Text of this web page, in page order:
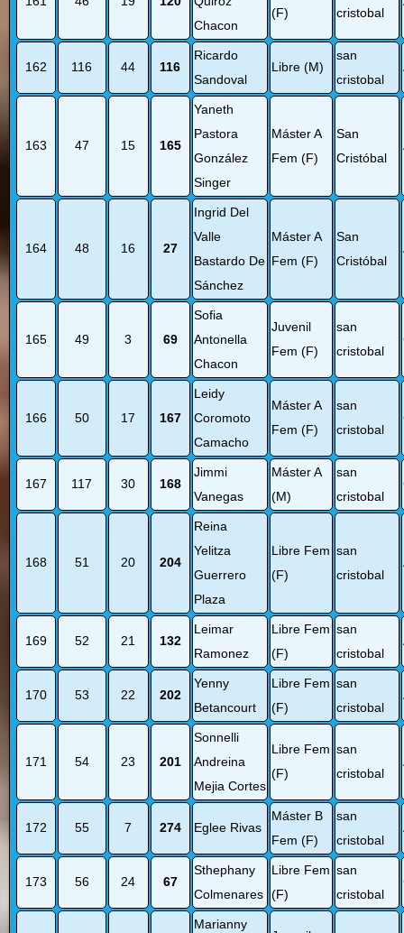
Chacon
(F)
cristobal
162 116 44 116
Ricardo
Sandoval
Libre (M)
san
cristobal
163 47 15 165
Yaneth
Pastora
González
Singer
Máster A
Fem (F)
San
Cristóbal
164 48 16 27
Ingrid Del
Valle
Bastardo De
Sánchez
Máster A
Fem (F)
San
Cristóbal
165 49 3 69
Sofia
Antonella
Chacon
Juvenil
Fem (F)
san
cristobal
166 50 17 167
Leidy
Coromoto
Camacho
Máster A
Fem (F)
san
cristobal
167 117 30 168
Jimmi
Vanegas
Máster A
(M)
san
cristobal
168 51 20 204
Reina
Yelitza
Guerrero
Plaza
Libre Fem
(F)
san
cristobal
169 52 21 132
Leimar
Ramonez
Libre Fem
(F)
san
cristobal
170 53 22 202
Yenny
Betancourt
Libre Fem
(F)
san
cristobal
171 54 23 201
Sonnelli
Andreina
Mejia Cortes
Libre Fem
(F)
san
cristobal
172 55 7 274 Eglee Rivas
Máster B
Fem (F)
san
cristobal
173 56 24 67
Sthephany
Colmenares
Libre Fem
(F)
san
cristobal
Marianny